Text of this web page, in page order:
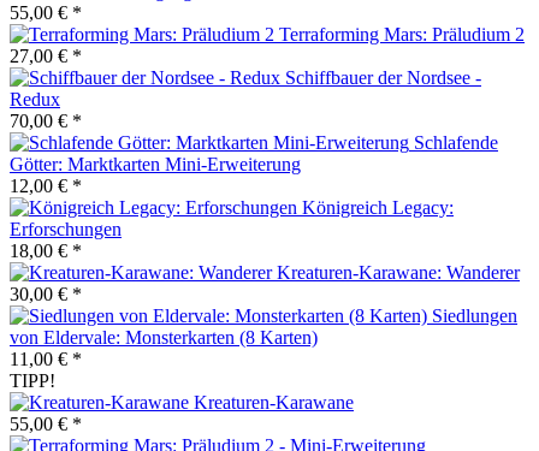
55,00 € *
Terraforming Mars: Präludium 2
27,00 € *
Schiffbauer der Nordsee -
Redux
70,00 € *
Schlafende
Götter: Marktkarten Mini-Erweiterung
12,00 € *
Königreich Legacy:
Erforschungen
18,00 € *
Kreaturen-Karawane: Wanderer
30,00 € *
Siedlungen
von Eldervale: Monsterkarten (8 Karten)
11,00 € *
TIPP!
Kreaturen-Karawane
55,00 € *